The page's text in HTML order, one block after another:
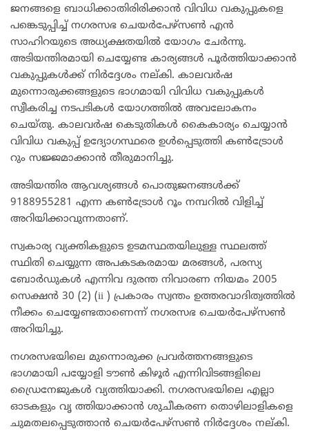
ജനങ്ങളെ ബാധിക്കാതിരിരിക്കാൻ വിവിധ വകുപ്പുകളെ
പങ്കെടുപ്പിച്ച് നഗരസഭ ചെയർപേഴ്സൺ എൻ
സാഹിറയുടെ അധ്യക്ഷതയിൽ യോഗം ചേർന്നു.
അടിയന്തിരമായി ചെയ്യേണ്ട കാര്യങ്ങൾ പൂർത്തിയാക്കാൻ
വകുപ്പുകൾക്ക് നിർദ്ദേശം നല്കി. കാലവർഷ
മുന്നൊരുക്കങ്ങളുടെ ഭാഗമായി വിവിധ വകുപ്പുകൾ
സ്വീകരിച്ച നടപടികൾ യോഗത്തിൽ അവലോകനം
ചെയ്തു. കാലവർഷ കെടുതികൾ കൈകാര്യം ചെയ്യാൻ
വിവിധ വകുപ്പ് ഉദ്യോഗസ്ഥരെ ഉൾപ്പെടുത്തി കൺട്രോൾ
റും സജ്ജമാക്കാൻ തീരുമാനിച്ചു.
അടിയന്തിര ആവശ്യങ്ങൾ പൊതുജനങ്ങൾക്ക്
9188955281 എന്ന കൺട്രോൾ റൂം നമ്പറിൽ വിളിച്ച്
അറിയിക്കാവുന്നതാണ്.
സ്വകാര്യ വ്യക്തികളുടെ ഉടമസ്ഥതയിലുള്ള സ്ഥലത്ത്
സ്ഥിതി ചെയ്യുന്ന അപകടകരമായ മരങ്ങൾ, പരസ്യ
ബോർഡുകൾ എന്നിവ ദുരന്ത നിവാരണ നിയമം 2005
സെക്ഷൻ 30 (2) (ii ) പ്രകാരം സ്വന്തം ഉത്തരവാദിത്വത്തിൽ
നീക്കം ചെയ്യേണ്ടതാണെന്ന് നഗരസഭ ചെയർപേഴ്സൺ
അറിയിച്ചു.
നഗരസഭയിലെ മുന്നൊരുക്ക പ്രവർത്തനങ്ങളുടെ
ഭാഗമായി പയ്യോളി ടൗൺ കിഴൂർ എന്നിവിടങ്ങളിലെ
ഡ്രൈനേജുകൾ വ്യത്തിയാക്കി. നഗരസഭയിലെ എല്ലാ
ഓടകളും വൃ ത്തിയാക്കാൻ ശുചീകരണ തൊഴിലാളികളെ
ചുമതലപ്പെടുത്താൻ ചെയർപേഴ്സൺ നിർദ്ദേശം നല്കി.